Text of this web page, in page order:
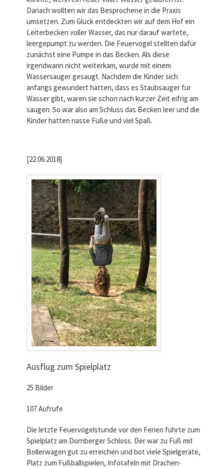
Danach wollten wir das Besprochene in die Praxis
umsetzen. Zum Glück entdeckten wir auf dem Hof ein
Leiterbecken voller Wasser, das nur darauf wartete,
leergepumpt zu werden. Die Feuervögel stellten dafür
zunächst eine Pumpe in das Becken. Als diese
irgendwann nicht weiterkam, wurde mit einem
Wassersauger gesaugt. Nachdem die Kinder sich
anfangs gewundert hatten, dass es Staubsauger für
Wasser gibt, waren sie schon nach kurzer Zeit eifrig am
saugen. So war also am Schluss das Becken leer und die
Kinder hatten nasse Füße und viel Spaß.
[22.06.2018]
Ausflug zum Spielplatz
25 Bilder
107 Aufrufe
Die letzte Feuervögelstunde vor den Ferien führte zum
Spielplatz am Dornberger Schloss. Der war zu Fuß mit
Bollerwagen gut zu erreichen und bot viele Spielgeräte,
Platz zum Fußballspielen, Infotafeln mit Drachen-